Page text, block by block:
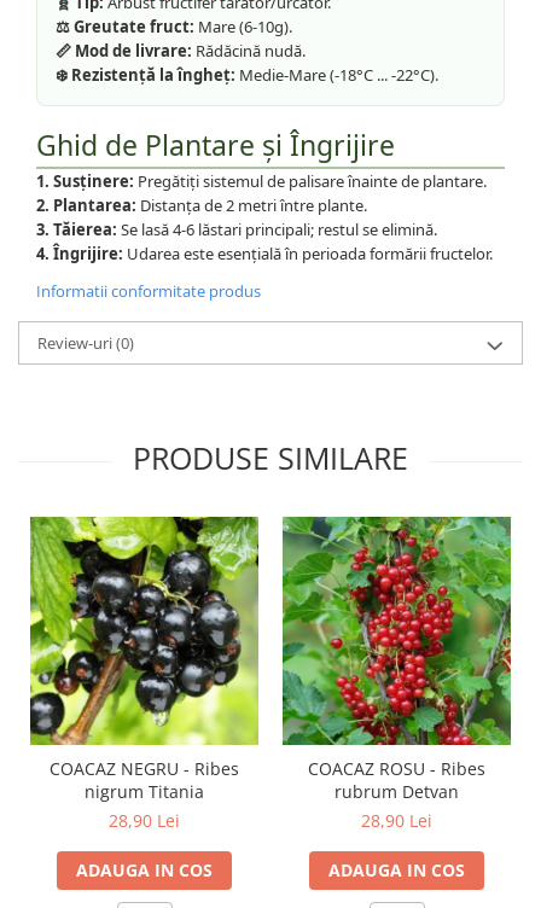
⚖️ Greutate fruct: Mare (6-10g).
📏 Mod de livrare: Rădăcină nudă.
❄️ Rezistență la îngheț: Medie-Mare (-18°C ... -22°C).
Ghid de Plantare și Îngrijire
1. Susținere: Pregătiți sistemul de palisare înainte de plantare.
2. Plantarea: Distanța de 2 metri între plante.
3. Tăierea: Se lasă 4-6 lăstari principali; restul se elimină.
4. Îngrijire: Udarea este esențială în perioada formării fructelor.
Informatii conformitate produs
Review-uri(0)
PRODUSE SIMILARE
COACAZ NEGRU - Ribes
nigrum Titania
28,90 Lei
ADAUGA IN COS
COACAZ ROSU - Ribes
rubrum Detvan
28,90 Lei
ADAUGA IN COS